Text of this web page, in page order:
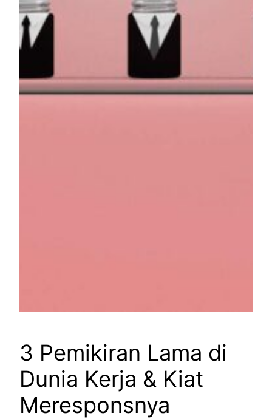
3 Pemikiran Lama di
Dunia Kerja & Kiat
Meresponsnya